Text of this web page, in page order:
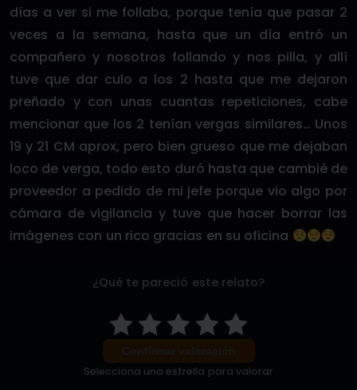
días a ver si me follaba, porque tenía que pasar 2
veces a la semana, hasta que un día entró un
compañero y nosotros follando y nos pilla, y allí
tuve que dar culo a los 2 hasta que me dejaron
preñado y con unas cuantas repeticiones, cabe
mencionar que los 2 tenían vergas similares… Unos
19 y 21 CM aprox, pero bien grueso que me dejaban
loco de verga, todo esto duró hasta que cambié de
proveedor a pedido de mi jefe porque vio algo por
cámara de vigilancia y tuve que hacer borrar las
imágenes con un rico gracias en su oficina
¿Qué te pareció este relato?
Selecciona una estrella para valorar